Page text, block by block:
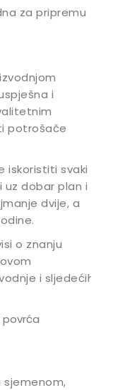
za pripremu
i
potrošače
iskoristiti svaki
uz dobar plan i
dvije, a
o znanju
i sljedećih
povrća
sjemenom,